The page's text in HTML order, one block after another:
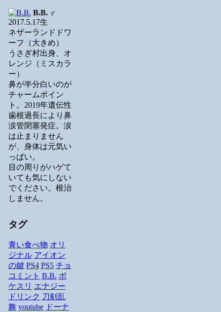
B.B.♂
2017.5.17生
ネザーランドドワ
ーフ（大きめ）
うさぎ村出身、オ
レンジ（ミスカラ
ー）
鼻が半分白いのが
チャームポイン
ト。2019年遺伝性
歯根過長により鼻
涙管閉塞発症。涙
は止まりません
が、身体は元気い
っぱい。
目の周りがハゲて
いても気にしない
でください。根治
しません。
タグ
青い食べ物 オリ
ジナル アイオン
の鍵 PS4 PS5 チョ
コミント B.B. ポ
ケスリ エナジー
ドリンク 刀剣乱
舞 youtube
ドーナ